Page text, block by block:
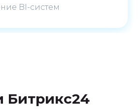
BI-систем
Битрикс24